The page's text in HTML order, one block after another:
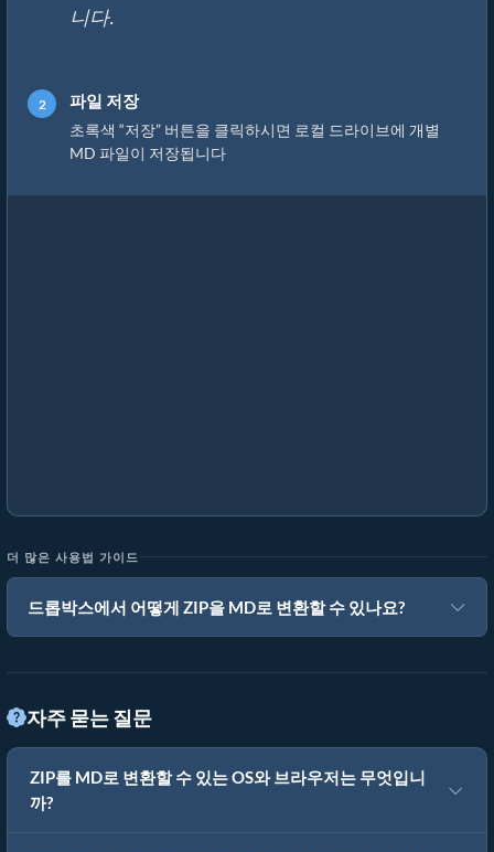
니다.
파일 저장
초록색 “저장” 버튼을 클릭하시면 로컬 드라이브에 개별
MD 파일이 저장됩니다
더 많은 사용법 가이드
드롭박스에서 어떻게 ZIP을 MD로 변환할 수 있나요?
자주 묻는 질문
ZIP를 MD로 변환할 수 있는 OS와 브라우저는 무엇입니
까?